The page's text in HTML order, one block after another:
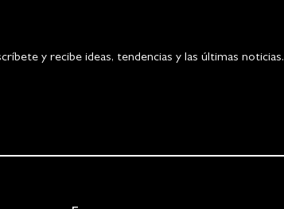
y recibe ideas, tendencias y las últimas noticias.